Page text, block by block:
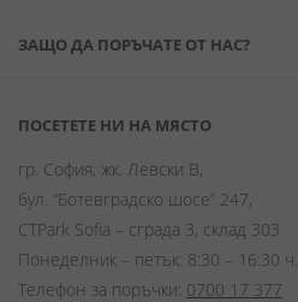
ЗАЩО ДА ПОРЪЧАТЕ ОТ НАС?
ПОСЕТЕТЕ НИ НА МЯСТО
гр. София, жк. Левски В,
бул. “Ботевградско шосе” 247,
CTPark Sofia – сграда 3, склад 303
Понеделник – петък: 8:30 – 16:30 ч.
Телефон за поръчки: 0700 17 377